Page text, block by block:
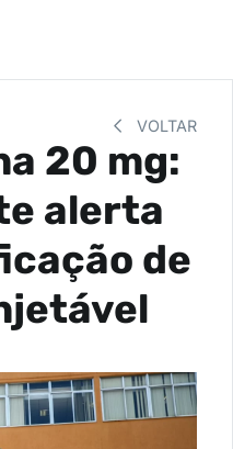
VOLTAR
20 mg:
alerta
de